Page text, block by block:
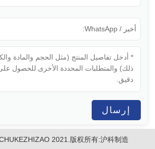
أخبر / WhatsApp:
إرسال
2021.版权所有:沪科制造